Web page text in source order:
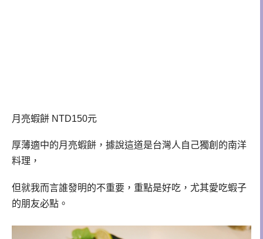
月亮蝦餅 NTD150元
厚薄適中的月亮蝦餅，據說這道是台灣人自己獨創的南洋
料理，
但就我而言誰發明的不重要，重點是好吃，尤其愛吃蝦子
的朋友必點。